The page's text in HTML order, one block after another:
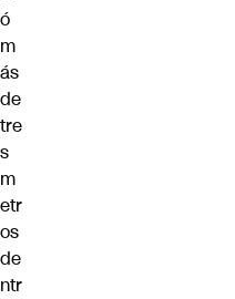
ó
m
ás
de
tre
s
m
etr
os
de
ntr